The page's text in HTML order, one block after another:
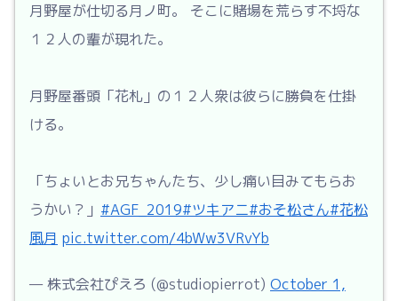
月野屋が仕切る月ノ町。 そこに賭場を荒らす不埒な
１２人の輩が現れた。
月野屋番頭「花札」の１２人衆は彼らに勝負を仕掛
ける。
「ちょいとお兄ちゃんたち、少し痛い目みてもらお
うかい？」 #AGF_2019#ツキアニ#おそ松さん#花松
風月 pic.twitter.com/4bWw3VRvYb
— 株式会社ぴえろ (@studiopierrot) October 1,